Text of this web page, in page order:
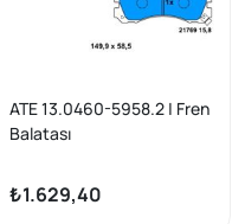
ATE 13.0460-5958.2 | Fren
Balatası
₺1.629,40